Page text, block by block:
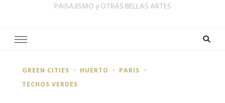
PAISAJISMO y OTRAS BELLAS ARTES
GREEN CITIES HUERTO
PARIS
TECHOS VERDES